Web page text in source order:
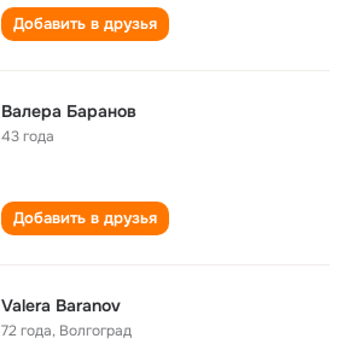
Добавить в друзья
Валера Баранов
43 года
Добавить в друзья
Valera Baranov
72 года, Волгоград